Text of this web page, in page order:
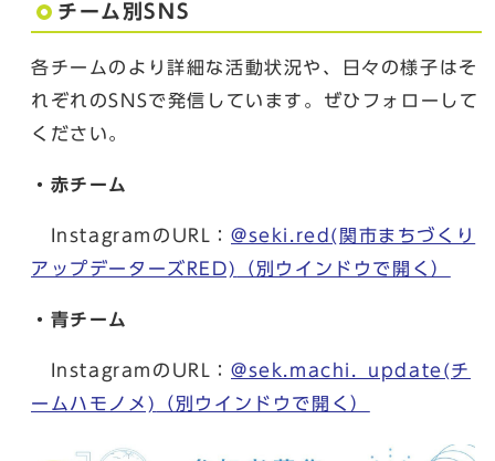
チーム別SNS
各チームのより詳細な活動状況や、日々の様子はそ
れぞれのSNSで発信しています。ぜひフォローして
ください。
・赤チーム
InstagramのURL： @seki.red(関市まちづくり
アップデーターズRED)
（別ウインドウで開く）
・青チーム
InstagramのURL： @sek.machi._update(チ
ームハモノメ)
（別ウインドウで開く）